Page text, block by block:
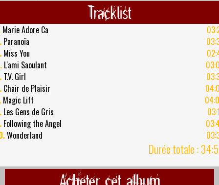
Tracklist
Marie Adore Ca
Paranoïa
Miss You
L'ami Saoulant
T.V. Girl
Chair de Plaisir
Magic Lift
Les Gens de Gris
Following the Angel
Wonderland
Durée totale :
Acheter cet album